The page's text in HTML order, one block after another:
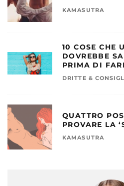
KAMASUTRA
10 COSE CHE
DOVREBBE
PRIMA DI
DRITTE &
QUATTRO
PROVARE LA
KAMASUTRA